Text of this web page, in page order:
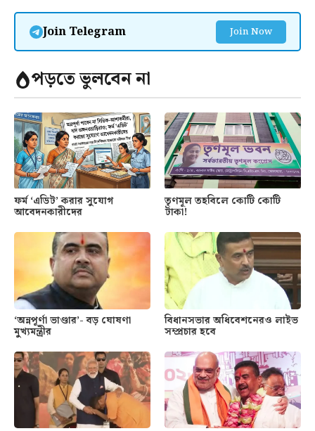
Join Telegram Join Now
পড়তে ভুলবেন না
ফর্ম ‘এডিট’ করার সুযোগ
আবেদনকারীদের
তৃণমূল তহবিলে কোটি কোটি
টাকা!
‘অন্নপূর্ণা ভাণ্ডার’- বড় ঘোষণা
মুখ্যমন্ত্রীর
বিধানসভার অধিবেশনেরও লাইভ
সম্প্রচার হবে